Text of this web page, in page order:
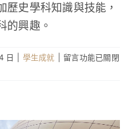
歷史學科知識與技能，
的興趣。
日 學生成就
在
及
留言功能已關閉